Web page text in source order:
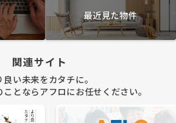
最近見た物件
関連サイト
良い未来をカタチに。
とならアフロにお任せください。